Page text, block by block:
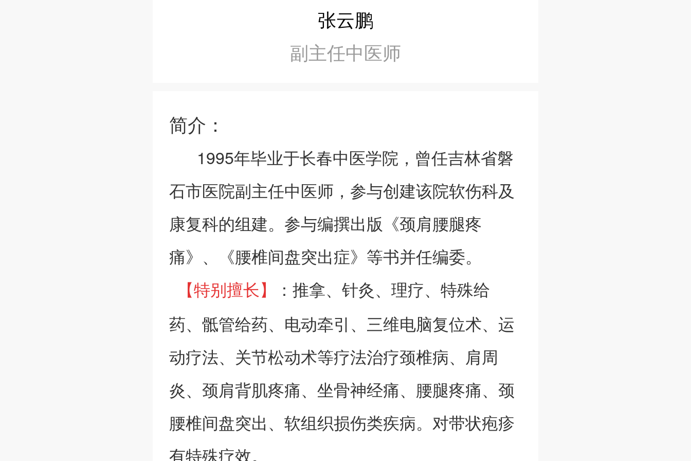
张云鹏
副主任中医师
简介：
1995年毕业于长春中医学院，曾任吉林省磐
石市医院副主任中医师，参与创建该院软伤科及
康复科的组建。参与编撰出版《颈肩腰腿疼
痛》、《腰椎间盘突出症》等书并任编委。
【特别擅长】
：推拿、针灸、理疗、特殊给
药、骶管给药、电动牵引、三维电脑复位术、运
动疗法、关节松动术等疗法治疗颈椎病、肩周
炎、颈肩背肌疼痛、坐骨神经痛、腰腿疼痛、颈
腰椎间盘突出、软组织损伤类疾病。对带状疱疹
有特殊疗效。